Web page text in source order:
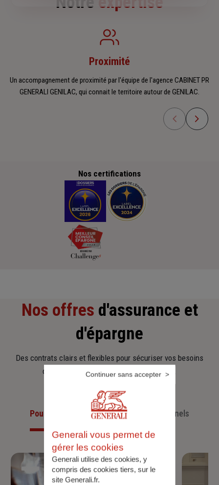
Proximité
Un accompagnement de proximité par l'équipe de l'agence CABINET PR
GENERALI GENILAC, qui connait le territoire autour de GENILAC.
Nos certifications
Nos offres d'assurance et
d'épargne
Des contrats clairs et flexibles pour sécuriser vos besoins
d’aujourd’hui et anticiper ceux de demain.
Pour les particuliersPour les professionnels
Generali vous permet de
gérer les cookies
Generali utilise des cookies, y
compris des cookies tiers, sur le
site Generali.fr.
Continuer sans accepter